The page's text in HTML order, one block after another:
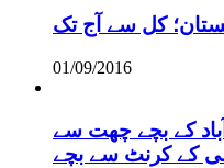
کل سے آج تک
01/09/2016
کے بچے چھت سے
کے کرنٹ سے بچے